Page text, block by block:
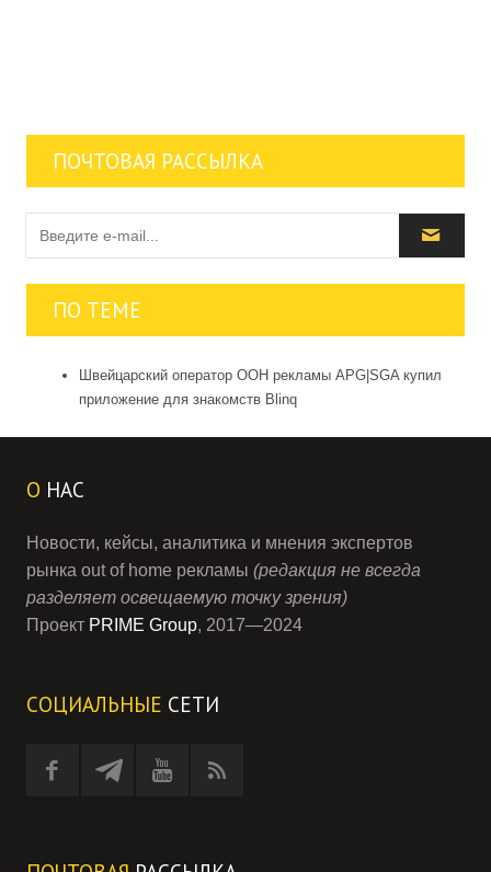
ПОЧТОВАЯ РАССЫЛКА
ПО ТЕМЕ
Швейцарский оператор OOH рекламы APG|SGA купил
приложение для знакомств Blinq
О НАС
Новости, кейсы, аналитика и мнения экспертов
рынка out of home рекламы (редакция не всегда
разделяет освещаемую точку зрения)
Проект PRIME Group, 2017—2024
СОЦИАЛЬНЫЕ СЕТИ